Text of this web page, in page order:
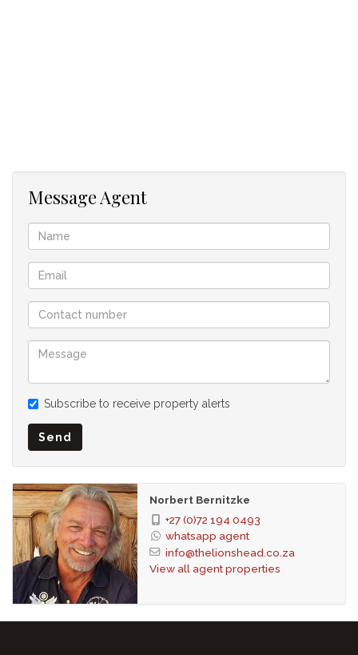
Message Agent
Subscribe to receive property alerts
Send
Norbert Bernitzke
+27 (0)72 194 0493
whatsapp agent
info@thelionshead.co.za
View all agent properties